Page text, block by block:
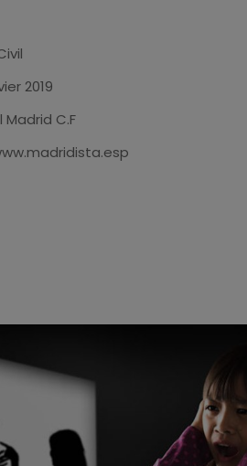
2019
Madrid C.F